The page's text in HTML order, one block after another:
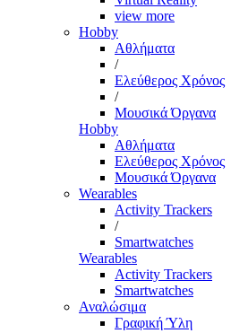
view more
Hobby
Αθλήματα
/
Ελεύθερος Χρόνος
/
Μουσικά Όργανα
Hobby
Αθλήματα
Ελεύθερος Χρόνος
Μουσικά Όργανα
Wearables
Activity Trackers
/
Smartwatches
Wearables
Activity Trackers
Smartwatches
Αναλώσιμα
Γραφική Ύλη